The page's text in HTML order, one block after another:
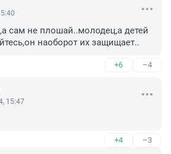
сам не плошай..молодец,а детей
наоборот их защищает..
+6 –4
15:47
+4 –3